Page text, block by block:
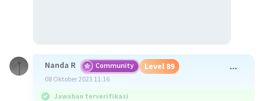
Nanda R Community Level 89
08 Oktober 2023 11:16
Jawaban terverifikasi